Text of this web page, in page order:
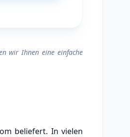
wir Ihnen eine einfache
beliefert. In vielen